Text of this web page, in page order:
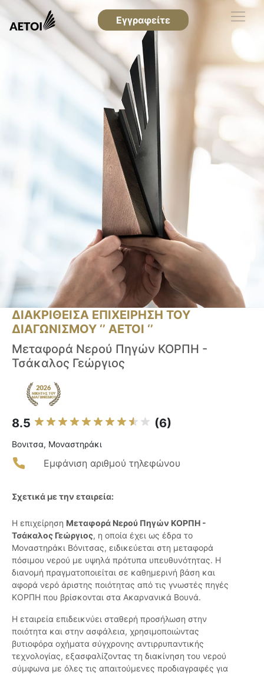
Εγγραφείτε
ΔΙΑΚΡΙΘΕΙΣΑ ΕΠΙΧΕΙΡΗΣΗ ΤΟΥ
ΔΙΑΓΩΝΙΣΜΟΥ ‘’ ΑΕΤΟΙ ‘’
Μεταφορά Νερού Πηγών ΚΟΡΠΗ -
Τσάκαλος Γεώργιος
8.5 (6)
Βονιτσα, Μοναστηράκι
Εμφάνιση αριθμού τηλεφώνου
Σχετικά με την εταιρεία:
Η επιχείρηση Μεταφορά Νερού Πηγών ΚΟΡΠΗ -
Τσάκαλος Γεώργιος, η οποία έχει ως έδρα το
Μοναστηράκι Βόνιτσας, ειδικεύεται στη μεταφορά
πόσιμου νερού με υψηλά πρότυπα υπευθυνότητας. Η
διανομή πραγματοποιείται σε καθημερινή βάση και
αφορά νερό άριστης ποιότητας από τις γνωστές πηγές
ΚΟΡΠΗ που βρίσκονται στα Ακαρνανικά Βουνά.
Η εταιρεία επιδεικνύει σταθερή προσήλωση στην
ποιότητα και στην ασφάλεια, χρησιμοποιώντας
βυτιοφόρα οχήματα σύγχρονης αντιρρυπαντικής
τεχνολογίας, εξασφαλίζοντας τη διακίνηση του νερού
σύμφωνα με όλες τις απαιτούμενες προδιαγραφές για